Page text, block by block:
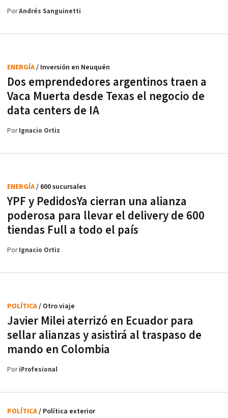
PorAndrés Sanguinetti
Dos emprendedores argentinos traen a
Vaca Muerta desde Texas el negocio de
data centers de IA
ENERGÍA/ Inversión en Neuquén
PorIgnacio Ortiz
YPF y PedidosYa cierran una alianza
poderosa para llevar el delivery de 600
tiendas Full a todo el país
ENERGÍA/ 600 sucursales
PorIgnacio Ortiz
Javier Milei aterrizó en Ecuador para
sellar alianzas y asistirá al traspaso de
mando en Colombia
POLÍTICA/ Otro viaje
PoriProfesional
POLÍTICA/ Política exterior